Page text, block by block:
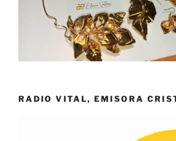
RADIO VITAL, EMISORA